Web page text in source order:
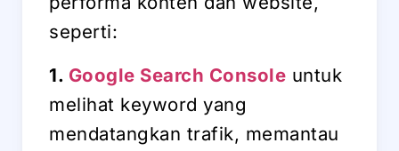
seperti:
1. Google Search Console untuk
melihat keyword yang
mendatangkan trafik, memantau